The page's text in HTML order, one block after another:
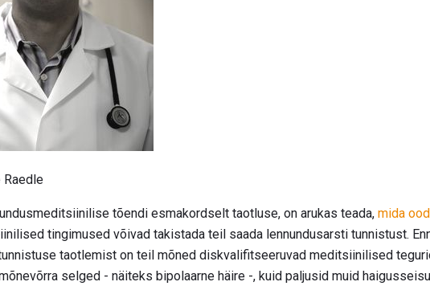
tõendi esmakordselt taotluse, on arukas teada, mida
tingimused võivad takistada teil saada lennundusarsti tunnistust.
taotlemist on teil mõned diskvalifitseeruvad meditsiinilised
selged - näiteks bipolaarne häire -, kuid paljusid muid